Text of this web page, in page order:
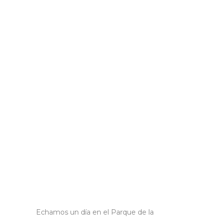
Echamos un día en el Parque de la